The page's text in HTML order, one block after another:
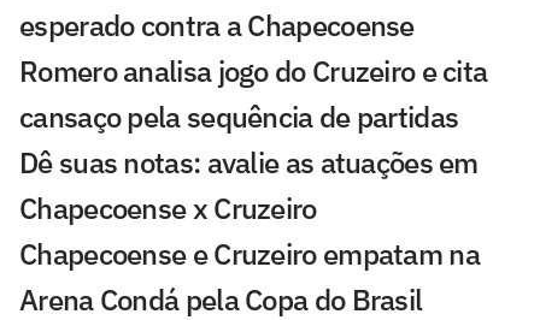
esperado contra a Chapecoense
Romero analisa jogo do Cruzeiro e cita
cansaço pela sequência de partidas
Dê suas notas: avalie as atuações em
Chapecoense x Cruzeiro
Chapecoense e Cruzeiro empatam na
Arena Condá pela Copa do Brasil